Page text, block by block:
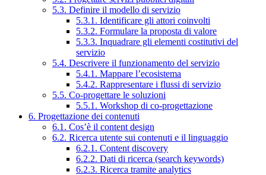
5.3. Definire il modello di servizio
5.3.1. Identificare gli attori coinvolti
5.3.2. Formulare la proposta di valore
5.3.3. Inquadrare gli elementi costitutivi del
servizio
5.4. Descrivere il funzionamento del servizio
5.4.1. Mappare l’ecosistema
5.4.2. Rappresentare i flussi di servizio
5.5. Co-progettare le soluzioni
5.5.1. Workshop di co-progettazione
6. Progettazione dei contenuti
6.1. Cos’è il content design
6.2. Ricerca utente sui contenuti e il linguaggio
6.2.1. Content discovery
6.2.2. Dati di ricerca (search keywords)
6.2.3. Ricerca tramite analytics